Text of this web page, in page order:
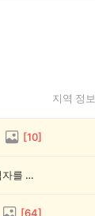
지역 정보
[10]
💰[당첨자 발표] 26회차 우리 동네 정보왕 이벤트 당첨자를 발표합니다!
[64]